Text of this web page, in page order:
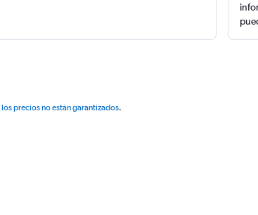
los precios no están garantizados.